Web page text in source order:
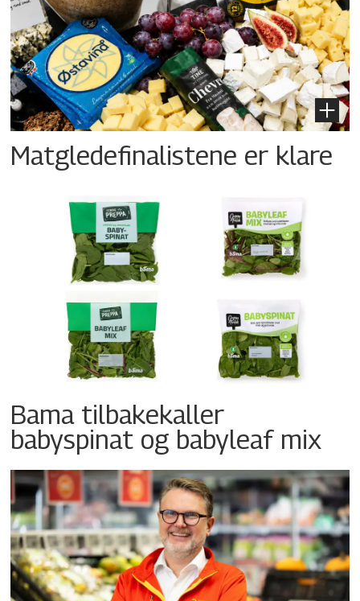
Matgledefinalistene er klare
Bama tilbakekaller
babyspinat og babyleaf mix